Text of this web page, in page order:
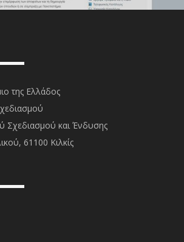
της Ελλάδος
Σχεδιασμού και Ένδυσης
61100 Κιλκίς